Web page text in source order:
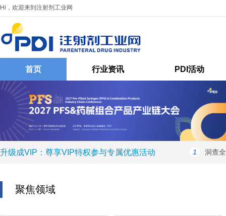
Hi，欢迎来到注射剂工业网
首页 行业资讯 PDI活动
升级成VIP：尊享VIP特权参与专属优惠活动 1 洞查
聚焦领域